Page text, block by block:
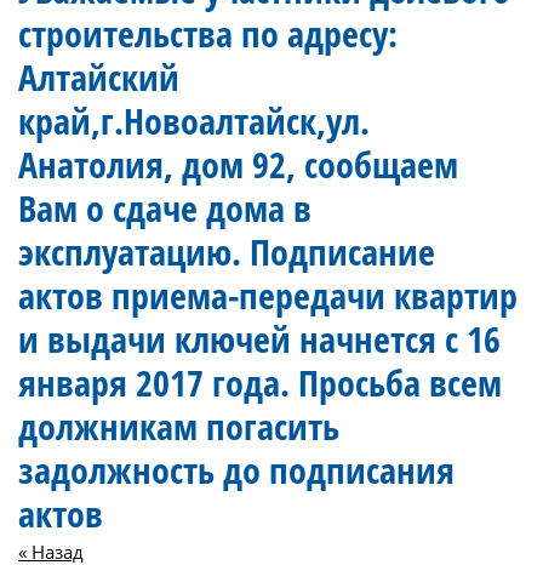
строительства по адресу:
Алтайский
край,г.Новоалтайск,ул.
Анатолия, дом 92, сообщаем
Вам о сдаче дома в
эксплуатацию. Подписание
актов приема-передачи квартир
и выдачи ключей начнется с 16
января 2017 года. Просьба всем
должникам погасить
задолжность до подписания
актов
« Назад